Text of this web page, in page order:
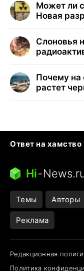
Может ли
Новая
Слоновья
Почему на
растет
Ответ на хамство
Бензин 100 и 95
Следующая
Hi-
Темы Авторы
Реклама
Редакционная
Политика